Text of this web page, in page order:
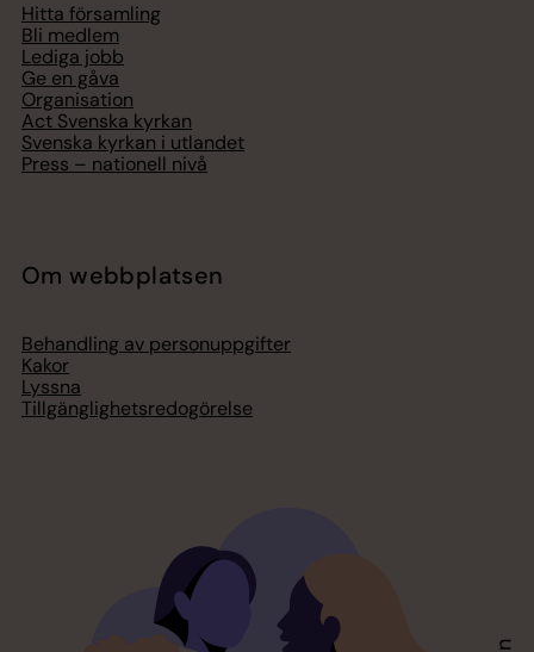
Hitta församling
Bli medlem
Lediga jobb
Ge en gåva
Organisation
Act Svenska kyrkan
Svenska kyrkan i utlandet
Press – nationell nivå
Om webbplatsen
Behandling av personuppgifter
Kakor
Lyssna
Tillgänglighetsredogörelse